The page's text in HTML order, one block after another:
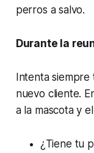
perros a salvo.
Durante la
Intenta
nuevo cliente.
a la mascota y
¿Tiene tu